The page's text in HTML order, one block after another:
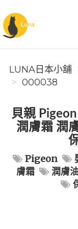
Luna日本小舖
LUNA日本小舖
000038
貝親
潤膚霜 潤
Pigeon
膚霜
潤膚